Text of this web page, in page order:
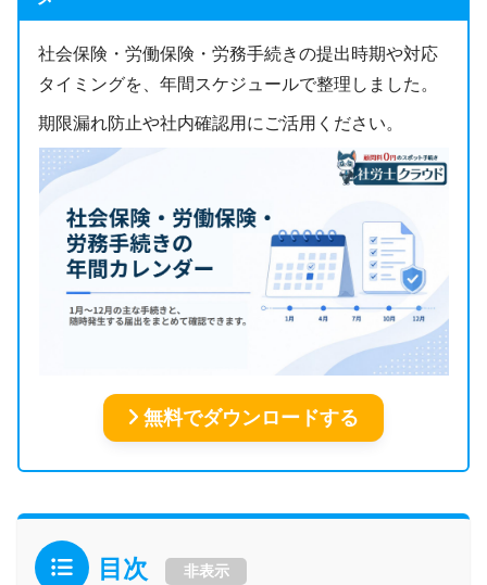
社会保険・労働保険・労務手続きの提出時期や対応
タイミングを、年間スケジュールで整理しました。
期限漏れ防止や社内確認用にご活用ください。
無料でダウンロードする
目次 非表示